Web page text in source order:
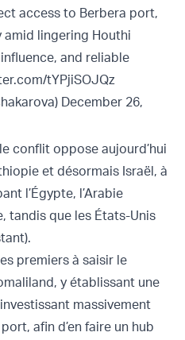
access to Berbera port,
amid lingering Houthi
and reliable
tYPjiSOJQz
December 26,
conflit oppose aujourd’hui
et désormais Israël, à
l’Égypte, l’Arabie
tandis que les États-Unis
premiers à saisir le
y établissant une
massivement
afin d’en faire un hub